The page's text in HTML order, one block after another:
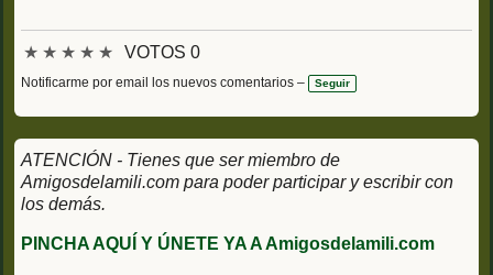
★ ★ ★ ★ ★ VOTOS 0
Notificarme por email los nuevos comentarios – Seguir
ATENCIÓN - Tienes que ser miembro de
Amigosdelamili.com para poder participar y escribir con
los demás.
PINCHA AQUÍ Y ÚNETE YA A Amigosdelamili.com